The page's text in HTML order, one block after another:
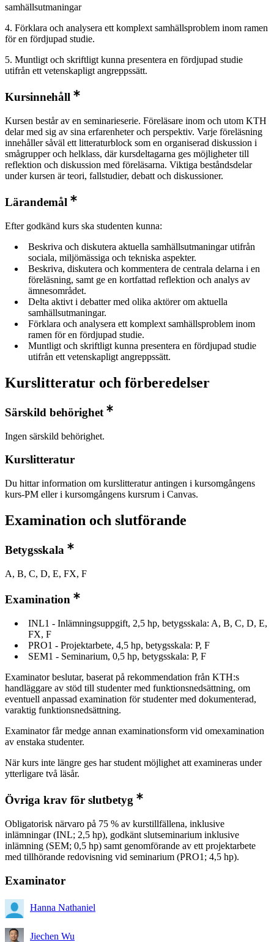
samhällsutmaningar
4. Förklara och analysera ett komplext samhällsproblem inom ramen
för en fördjupad studie.
5. Muntligt och skriftligt kunna presentera en fördjupad studie
utifrån ett vetenskapligt angreppssätt.
Kursinnehåll
Kursen består av en seminarieserie. Föreläsare inom och utom KTH
delar med sig av sina erfarenheter och perspektiv. Varje föreläsning
innehåller såväl ett litteraturblock som en organiserad diskussion i
smågrupper och helklass, där kursdeltagarna ges möjligheter till
reflektion och diskussion med föreläsarna. Viktiga beståndsdelar
under kursen är teori, fallstudier, debatt och diskussioner.
Lärandemål
Efter godkänd kurs ska studenten kunna:
Beskriva och diskutera aktuella samhällsutmaningar utifrån
sociala, miljömässiga och tekniska aspekter.
Beskriva, diskutera och kommentera de centrala delarna i en
föreläsning, samt ge en kortfattad reflektion och analys av
ämnesområdet.
Delta aktivt i debatter med olika aktörer om aktuella
samhällsutmaningar.
Förklara och analysera ett komplext samhällsproblem inom
ramen för en fördjupad studie.
Muntligt och skriftligt kunna presentera en fördjupad studie
utifrån ett vetenskapligt angreppssätt.
Kurslitteratur och förberedelser
Särskild behörighet
Ingen särskild behörighet.
Kurslitteratur
Du hittar information om kurslitteratur antingen i kursomgångens
kurs-PM eller i kursomgångens kursrum i Canvas.
Examination och slutförande
Betygsskala
A, B, C, D, E, FX, F
Examination
INL1 - Inlämningsuppgift, 2,5 hp, betygsskala: A, B, C, D, E,
FX, F
PRO1 - Projektarbete, 4,5 hp, betygsskala: P, F
SEM1 - Seminarium, 0,5 hp, betygsskala: P, F
Examinator beslutar, baserat på rekommendation från KTH:s
handläggare av stöd till studenter med funktionsnedsättning, om
eventuell anpassad examination för studenter med dokumenterad,
varaktig funktionsnedsättning.
Examinator får medge annan examinationsform vid omexamination
av enstaka studenter.
När kurs inte längre ges har student möjlighet att examineras under
ytterligare två läsår.
Övriga krav för slutbetyg
Obligatorisk närvaro på 75 % av kurstillfällena, inklusive
inlämningar (INL; 2,5 hp), godkänt slutseminarium inklusive
inlämning (SEM; 0,5 hp) samt genomförande av ett projektarbete
med tillhörande redovisning vid seminarium (PRO1; 4,5 hp).
Examinator
Hanna Nathaniel
Jiechen Wu